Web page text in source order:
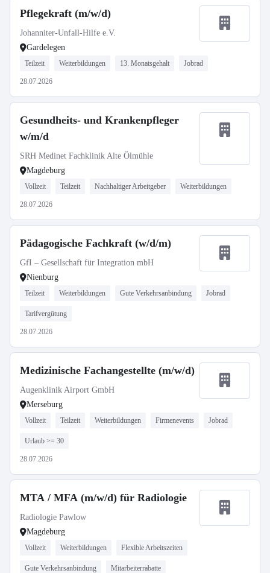
Pflegekraft (m/w/d)
Johanniter-Unfall-Hilfe e.V.
Gardelegen
Teilzeit Weiterbildungen 13. Monatsgehalt Jobrad
28.07.2026
Gesundheits- und Krankenpfleger
w/m/d
SRH Medinet Fachklinik Alte Ölmühle
Magdeburg
Vollzeit Teilzeit Nachhaltiger Arbeitgeber Weiterbildungen
28.07.2026
Pädagogische Fachkraft (w/d/m)
GfI – Gesellschaft für Integration mbH
Nienburg
Teilzeit Weiterbildungen Gute Verkehrsanbindung Jobrad
Tarifvergütung
28.07.2026
Medizinische Fachangestellte (m/w/d)
Augenklinik Airport GmbH
Merseburg
Vollzeit Teilzeit Weiterbildungen Firmenevents Jobrad
Urlaub >= 30
28.07.2026
MTA / MFA (m/w/d) für Radiologie
Radiologie Pawlow
Magdeburg
Vollzeit Weiterbildungen Flexible Arbeitszeiten
Gute Verkehrsanbindung Mitarbeiterrabatte